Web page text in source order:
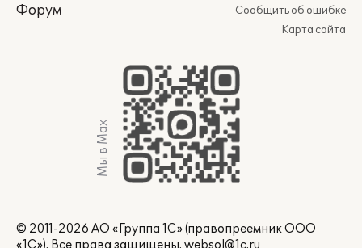
Форум
Сообщить об ошибке
Карта сайта
Мы в Max
© 2011-2026 АО «Группа 1С» (правопреемник ООО
«1С»). Все права защищены. websol@1c.ru